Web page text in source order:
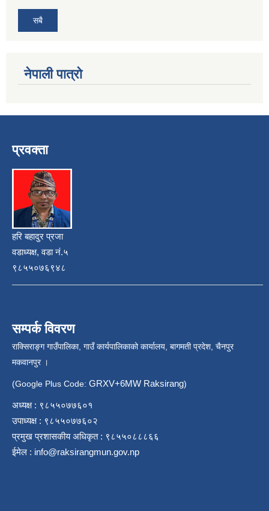
सबै
नेपाली पात्रो
प्रवक्ता
हरि बहादुर प्रजा
वडाध्यक्ष, वडा नं.५
९८५५०७६९४८
सम्पर्क विवरण
राक्सिराङ्ग गाउँपालिका, गाउँ कार्यपालिकाको कार्यालय, बागमती प्रदेश, चैनपुर
मकवानपुर ।
(Google Plus Code: GRXV+6MW Raksirang)
अध्यक्ष : ९८५५०७७६०१
उपाध्यक्ष : ९८५५०७७६०२
प्रमुख प्रशासकीय अधिकृत : ९८५५०८८८६६
ईमेल : info@raksirangmun.gov.np